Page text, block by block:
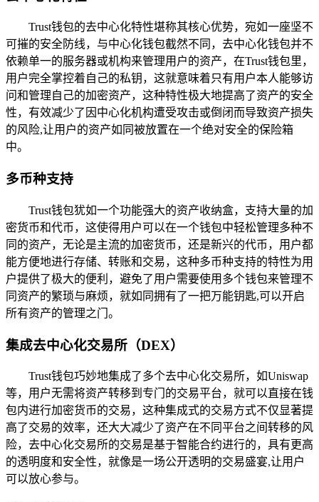
Trust钱包的去中心化特性堪称其核心优势，宛如一座坚不
可摧的安全防线，与中心化钱包截然不同，去中心化钱包并不
依赖单一的服务器或机构来管理用户的资产，在Trust钱包里，
用户完全掌控着自己的私钥，这就意味着只有用户本人能够访
问和管理自己的加密资产，这种特性极大地提高了资产的安全
性，有效减少了因中心化机构遭受攻击或倒闭而导致资产损失
的风险,让用户的资产如同被放置在一个绝对安全的保险箱
中。
多币种支持
Trust钱包犹如一个功能强大的资产收纳盒，支持大量的加
密货币和代币，这使得用户可以在一个钱包中轻松管理多种不
同的资产，无论是主流的加密货币，还是新兴的代币，用户都
能方便地进行存储、转账和交易，这种多币种支持的特性为用
户提供了极大的便利，避免了用户需要使用多个钱包来管理不
同资产的繁琐与麻烦，就如同拥有了一把万能钥匙,可以开启
所有资产的管理之门。
集成去中心化交易所（DEX）
Trust钱包巧妙地集成了多个去中心化交易所，如Uniswap
等，用户无需将资产转移到专门的交易平台，就可以直接在钱
包内进行加密货币的交易，这种集成式的交易方式不仅显著提
高了交易的效率，还大大减少了资产在不同平台之间转移的风
险，去中心化交易所的交易是基于智能合约进行的，具有更高
的透明度和安全性，就像是一场公开透明的交易盛宴,让用户
可以放心参与。